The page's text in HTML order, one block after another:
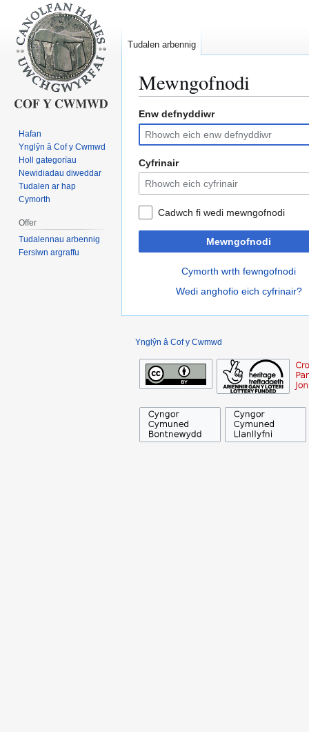
Mewngofnodi
Neidio
panel
llywio
Neidio
bar
chwilio
Enw defnyddiwr
Cyfrinair
Cadwch fi wedi mewngofnodi
Mewngofnodi
Cymorth wrth fewngofnodi
Wedi anghofio eich cyfrinair?
Tudalen arbennig
Hafan
Ynglŷn â Cof y Cwmwd
Holl gategorïau
Newidiadau diweddar
Tudalen ar hap
Cymorth
Offer
Tudalennau arbennig
Fersiwn argraffu
Ynglŷn â Cof y Cwmwd